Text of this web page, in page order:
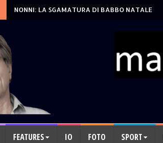
NONNI: LA SGAMATURA DI BABBO NATALE
FEATURES IO FOTO SPORT